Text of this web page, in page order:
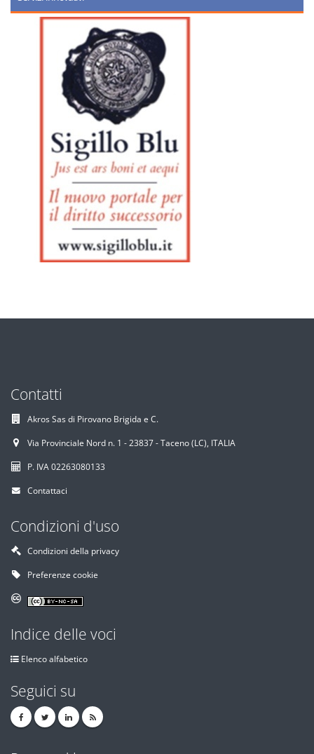
Contatti
Akros Sas di Pirovano Brigida e C.
Via Provinciale Nord n. 1 - 23837 - Taceno (LC), ITALIA
P. IVA 02263080133
Contattaci
Condizioni d'uso
Condizioni della privacy
Preferenze cookie
Indice delle voci
Elenco alfabetico
Seguici su